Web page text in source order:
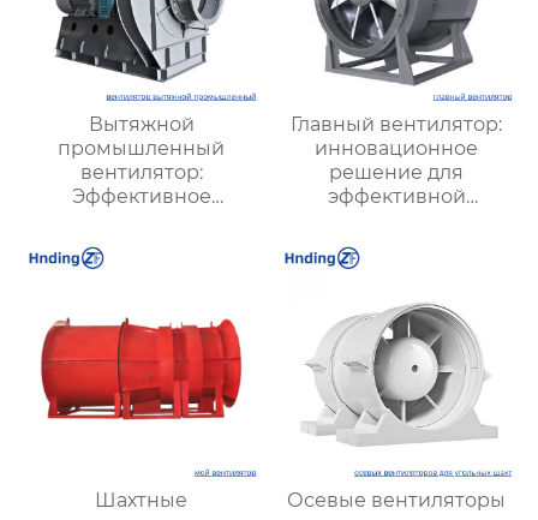
Вытяжной
промышленный
вентилятор:
Эффективное
надежной вентиляции
Главный вентилятор:
инновационное
решение для
эффективной
оптимизации работы
Шахтные
Осевые вентиляторы